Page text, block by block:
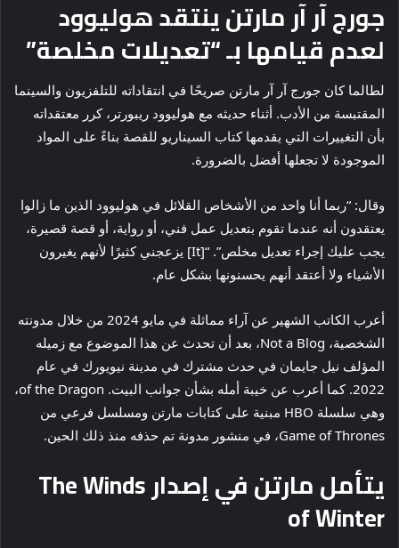
جورج آر آر مارتن ينتقد هوليوود
لعدم قيامها بـ “تعديلات مخلصة”
لطالما كان جورج آر آر مارتن صريحًا في انتقاداته للتلفزيون والسينما
المقتبسة من الأدب. أثناء حديثه مع هوليوود ريبورتر، كرر معتقداته
بأن التغييرات التي يقدمها كتاب السيناريو للقصة بناءً على المواد
الموجودة لا تجعلها أفضل بالضرورة.
وقال: “ربما أنا واحد من الأشخاص القلائل في هوليوود الذين ما زالوا
يعتقدون أنه عندما تقوم بتعديل عمل فني، أو رواية، أو قصة قصيرة،
يجب عليك إجراء تعديل مخلص”. “[It] يزعجني كثيرًا لأنهم يغيرون
الأشياء ولا أعتقد أنهم يحسنونها بشكل عام.
أعرب الكاتب الشهير عن آراء مماثلة في مايو 2024 من خلال مدونته
الشخصية، Not a Blog، بعد أن تحدث عن هذا الموضوع مع زميله
المؤلف نيل جايمان في حدث مشترك في مدينة نيويورك في عام
2022. كما أعرب عن خيبة أمله بشأن جوانب البيت. of the Dragon،
وهي سلسلة HBO مبنية على كتابات مارتن ومسلسل فرعي من
Game of Thrones، في منشور مدونة تم حذفه منذ ذلك الحين.
يتأمل مارتن في إصدار The Winds
of Winter